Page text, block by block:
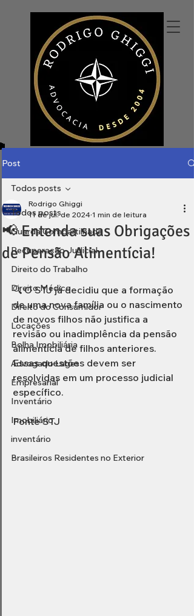
Post
Todos posts
Guarda Compartilhada
Recuperação Judicial
Direito do Trabalho
Direito Médico
Direito do Consumidor
Locações
Bolha Imobiliária
Advogado Lages
Empresarial
Inventário
Imobiliário
inventário
Brasileiros Residentes no Exterior
Todos posts
📢 Entenda suas Obrigações
de Pensão Alimentícia!
Rodrigo Ghiggi
11 de jul. de 2024 1 min de leitura
🔍 O STJ já decidiu que a formação
de uma nova família ou o nascimento
de novos filhos não justifica a
revisão ou inadimplência da pensão
alimentícia de filhos anteriores.
Essas questões devem ser
resolvidas em um processo judicial
específico.
Fonte STJ